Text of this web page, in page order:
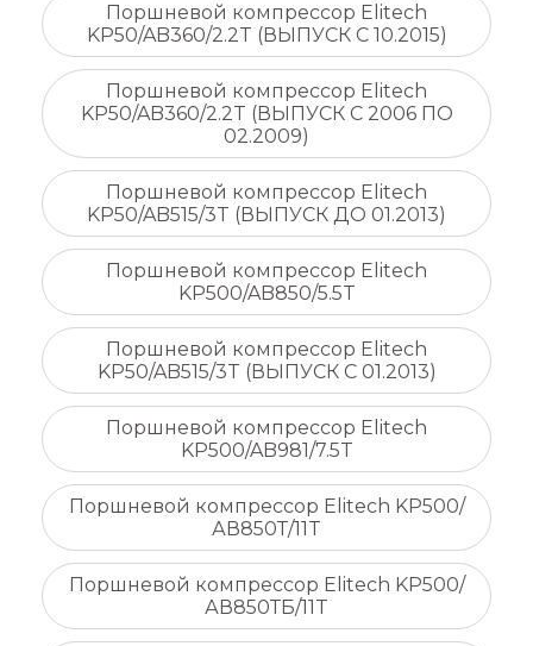
Поршневой компрессор Elitech
KP50/AB360/2.2T (ВЫПУСК С 10.2015)
Поршневой компрессор Elitech
KP50/AB360/2.2T (ВЫПУСК С 2006 ПО
02.2009)
Поршневой компрессор Elitech
KP50/AB515/3T (ВЫПУСК ДО 01.2013)
Поршневой компрессор Elitech
KP500/AB850/5.5T
Поршневой компрессор Elitech
KP50/AB515/3T (ВЫПУСК С 01.2013)
Поршневой компрессор Elitech
KP500/AB981/7.5T
Поршневой компрессор Elitech KP500/
АВ850Т/11T
Поршневой компрессор Elitech KP500/
АВ850ТБ/11T